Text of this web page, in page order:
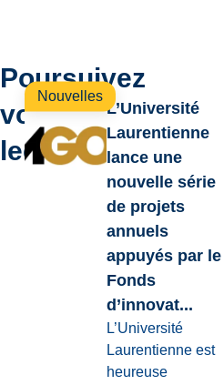
Poursuivez
votre
lecture
Nouvelles
L’Université
Laurentienne
lance une
nouvelle série
de projets
annuels
appuyés par le
Fonds
d’innovat...
L’Université
Laurentienne est
heureuse